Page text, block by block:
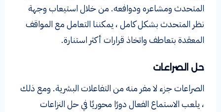
المتحدث ومشاعره ودوافعه. من خلال استيعاب وجهة
نظر المتحدث بشكل كامل ، يمكننا التعامل مع المواقف
المعقدة بتعاطف واتخاذ قرارات أكثر استنارة.
حل الصراعات
الصراعات جزء لا مفر منه من التفاعلات البشرية. ومع ذلك
، يلعب الاستماع الفعال دورًا محوريًا في حل النزاعات